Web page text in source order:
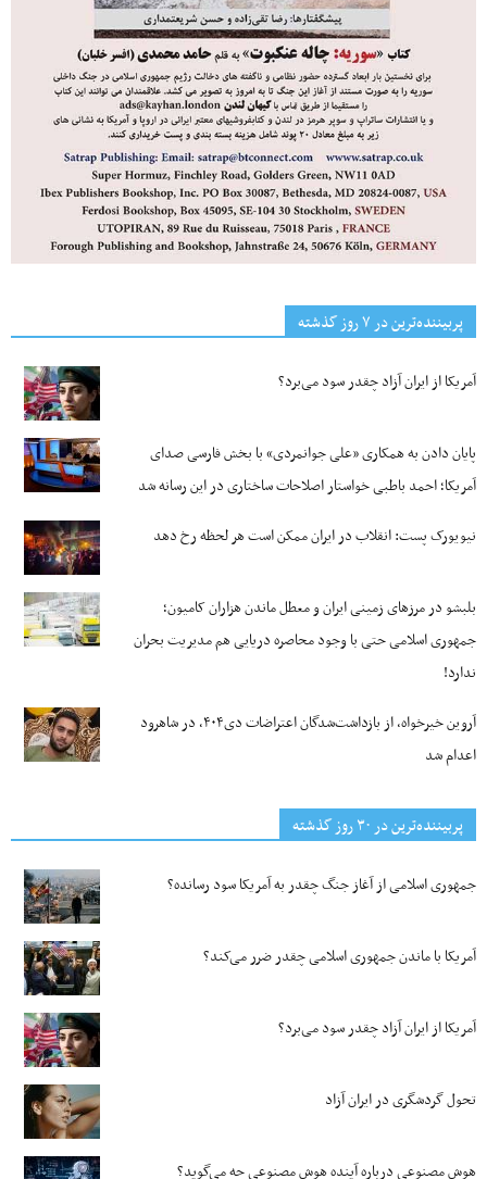
پربیننده‌ترین‌ در ۷ روز گذشته
آمریکا از ایران آزاد چقدر سود می‌برد؟
پایان دادن به همکاری «علی جوانمردی» با بخش فارسی صدای
آمریکا؛ احمد باطبی خواستار اصلاحات ساختاری در این رسانه شد
نیویورک پست: انقلاب در ایران ممکن است هر لحظه رخ دهد
بلبشو در مرزهای زمینی ایران و معطل ماندن هزاران کامیون؛
جمهوری اسلامی حتی با وجود محاصره دریایی هم مدیریت بحران
ندارد!
آروین خیرخواه، از بازداشت‌شدگان اعتراضات دی۴۰۴، در شاهرود
اعدام شد
پربیننده‌ترین‌ در ۳۰ روز گذشته
جمهوری اسلامی از آغاز جنگ چقدر به آمریکا سود رسانده؟
آمریکا با ماندن جمهوری اسلامی چقدر ضرر می‌کند؟
آمریکا از ایران آزاد چقدر سود می‌برد؟
تحول گردشگری در ایران آزاد
هوش مصنوعی درباره آینده هوش مصنوعی چه می‌گوید؟